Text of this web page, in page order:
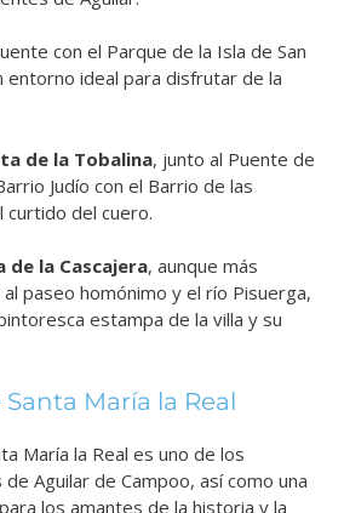
con el Parque de la Isla de San
entorno ideal para disfrutar de la
de la Tobalina, junto al Puente de
Judío con el Barrio de las
curtido del cuero.
de la Cascajera, aunque más
paseo homónimo y el río Pisuerga,
estampa de la villa y su
María la Real
María la Real es uno de los
Aguilar de Campoo, así como una
los amantes de la historia y la